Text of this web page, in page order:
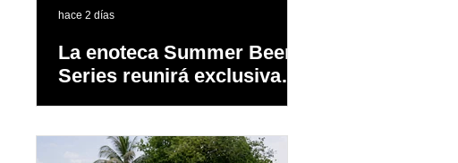
La enoteca Summer Beer
Series reunirá exclusivas
público
hace 2 días